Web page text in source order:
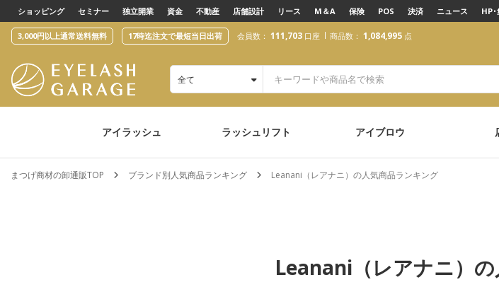
text.skipToContent
text.skipToNavigation
ショッピング セミナー 独立開業 資金 不動産 店舗設計 リース M＆A 保険 POS 決済 ニュース HP･
3,000円以上通常送料無料 17時迄注文で最短当日出荷 会員数： 111,703 口座 商品数： 1,084,995 点
全て
アイラッシュ ラッシュリフト アイブロウ
まつげ商材の卸通販TOP ブランド別人気商品ランキング Leanani（レアナニ）の人気商品ランキング
Leanani（レアナニ）